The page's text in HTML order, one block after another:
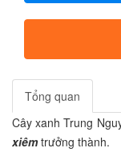
Tổng quan
Cây xanh Trung
xiêmtrưởng thành.